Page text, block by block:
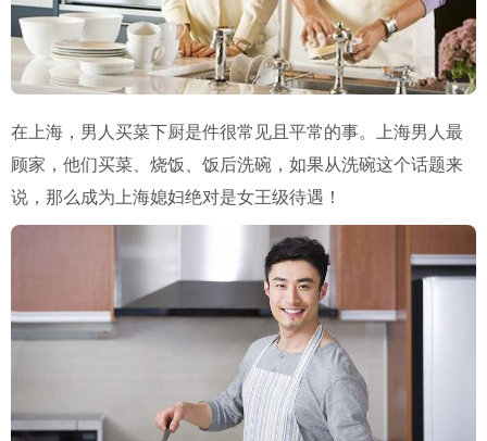
在上海，男人买菜下厨是件很常见且平常的事。上海男人最
顾家，他们买菜、烧饭、饭后洗碗，如果从洗碗这个话题来
说，那么成为上海媳妇绝对是女王级待遇！